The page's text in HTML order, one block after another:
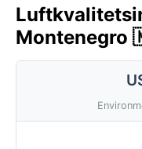
Montenegro